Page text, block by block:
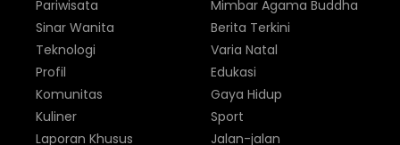
Pariwisata
Sinar Wanita
Mimbar Agama Buddha
Berita Terkini
Teknologi
Profil
Komunitas
Kuliner
Laporan Khusus
Varia Natal
Edukasi
Gaya Hidup
Sport
Jalan-jalan